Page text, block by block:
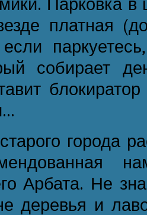
платная
собирает
города
Арбата. Не
деревья и